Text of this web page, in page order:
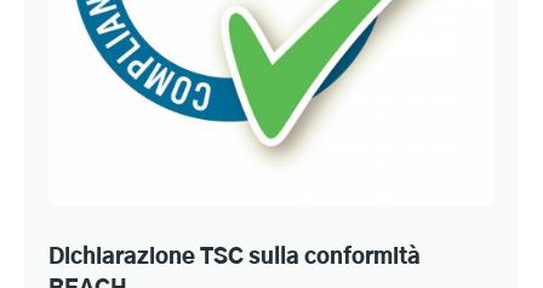
Dichiarazione TSC sulla conformità